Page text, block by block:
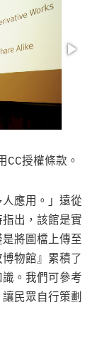
授權條款。
人應用。」遠從
出，該館是實
將圖檔上傳至
物館』累積了
。我們可參考
民眾自行策劃